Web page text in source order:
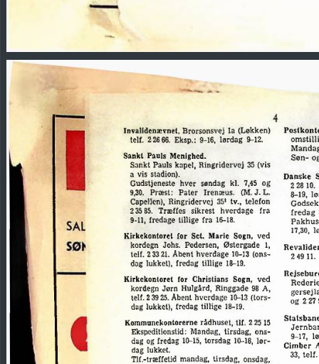
Invalidenævnet, Brorsonsvej la (Løkken)
telf. 22666. Eksp.: 9-16. lørdag 9-12.
Sankt Pauls Menighed.
Sankt Pauls kapel, Ringridervej 35 (vis
a vis stadion).
Gudstjeneste hver søndag kl. 7,45 og
9,30.
Præst: Pater Irenæus. (M. J. L.
Capelien), Ringridervej 351 tv.,
telefon
2
35 85. Træffes sikrest hverdage
fra
9-11, fredage tillige fra 16-18.
Kirkekontoret for Set. Marie Sogn, ved
kordegn Johs. Pedersen, Østergade 1,
telf. 23321. Åbent hverdage 10-13 (ons
dag lukket), fredag tillige 18-19.
Kirkekontoret for Christians Sogn, ved
kordegn Jørn Hulgård, Ringgade 98 A,
telf. 2 3925. Åbent hverdage 10-13 (tors
dag lukket), fredag tillige 18-19.
Kommunekontorerne rådhuset, tlf. 2 25 15
Ekspeditionstid: Mandag, tirsdag,
ons
dag og fredag 10-15, torsdag 10—18, lør
dag lukket.
Tlf.-træffetid mandag, tirsdag, onsdag,
Søn-
Danske
2
8-19,
fredag
17,30,
24911.
og 227
9-17,
Cimber
33, telf.